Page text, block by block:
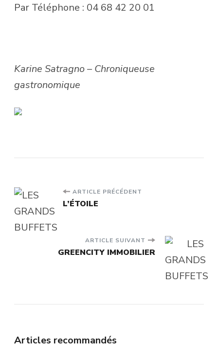
Par Téléphone : 04 68 42 20 01
Karine Satragno – Chroniqueuse
gastronomique
Navigation
d'article
ARTICLE PRÉCÉDENT
L’ÉTOILE
ARTICLE SUIVANT
GREENCITY IMMOBILIER
Articles recommandés